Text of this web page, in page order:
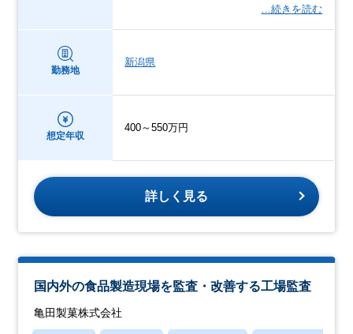
…続きを読む
勤務地
新潟県
想定年収
400～550万円
詳しく見る
国内外の食品製造現場を監査・改善する工場監査
亀田製菓株式会社